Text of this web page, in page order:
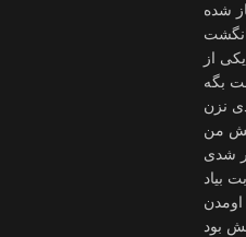
شده
از
من
اومدن